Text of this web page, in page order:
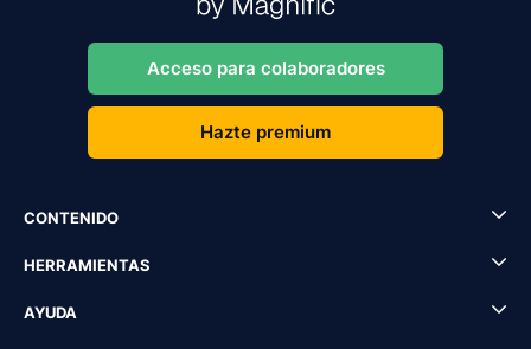
Acceso para colaboradores
Hazte premium
CONTENIDO
HERRAMIENTAS
AYUDA